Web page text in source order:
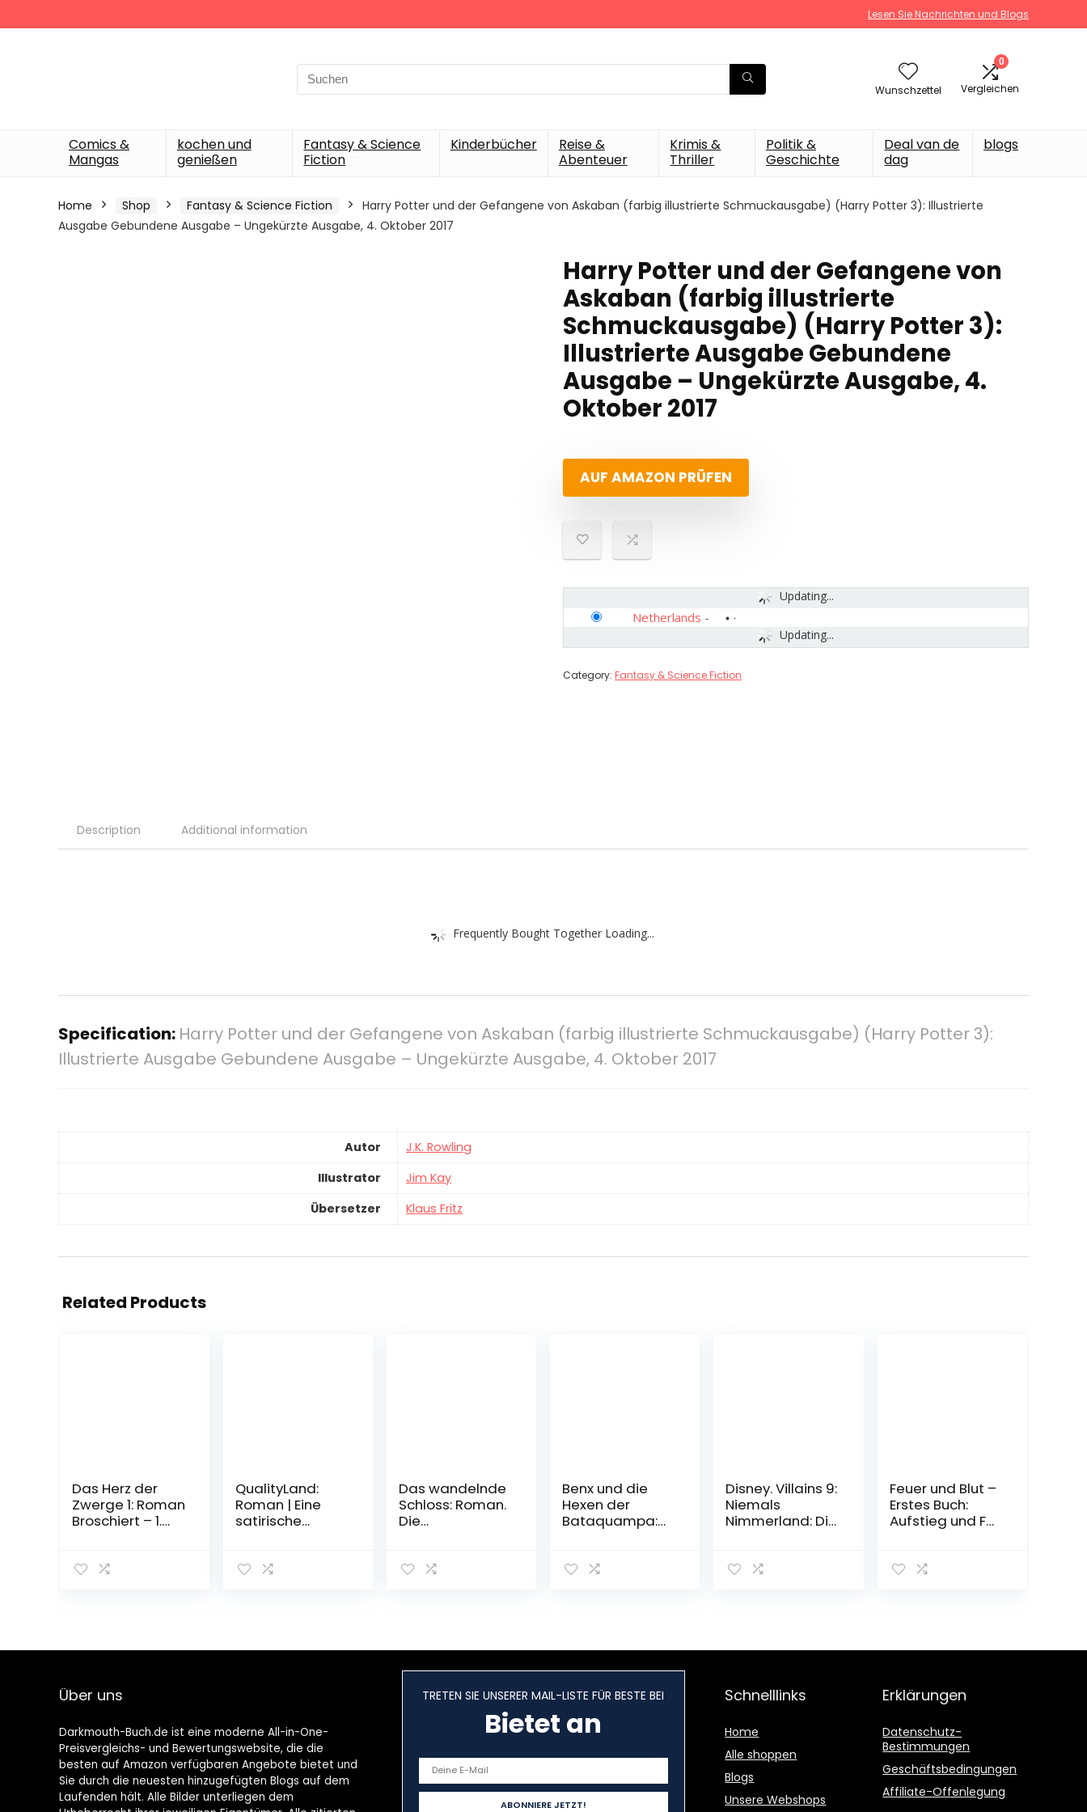
Lesen Sie Nachrichten und Blogs
Search
for:
Wunschzettel
0
Vergleichen
Comics &
Mangas
kochen und
genießen
Fantasy & Science
Fiction
Kinderbücher
Reise &
Abenteuer
Krimis &
Thriller
Politik &
Geschichte
Deal van de
dag
blogs
Home Shop Fantasy & Science Fiction
Harry Potter und der Gefangene von Askaban (farbig illustrierte Schmuckausgabe) (Harry Potter 3): Illustrierte
Ausgabe Gebundene Ausgabe – Ungekürzte Ausgabe, 4. Oktober 2017
Harry Potter und der Gefangene von
Askaban (farbig illustrierte
Schmuckausgabe) (Harry Potter 3):
Illustrierte Ausgabe Gebundene
Ausgabe – Ungekürzte Ausgabe, 4.
Oktober 2017
AUF AMAZON PRÜFEN
Updating...
Updating...
Netherlands -
Category: Fantasy & Science Fiction
Description Additional information
Frequently Bought Together Loading...
Specification: Harry Potter und der Gefangene von Askaban (farbig illustrierte Schmuckausgabe) (Harry Potter 3):
Illustrierte Ausgabe Gebundene Ausgabe – Ungekürzte Ausgabe, 4. Oktober 2017
Autor
J.K. Rowling
Illustrator
Jim Kay
Übersetzer
Klaus Fritz
Related Products
Das Herz der
Zwerge 1: Roman
Broschiert – 1.
QualityLand:
Roman | Eine
satirische
tik: Der Spiegel-
Taschenbuch –
Das wandelnde
Schloss: Roman.
Die
zauberhaften
Dezember 2019
Benx und die
Hexen der
Bataquampa:
Rabaukien, Band
Disney. Villains 9:
Niemals
Nimmerland: Die
»Peter Pan« (9)
Feuer und Blut –
Erstes Buch:
Aufstieg und Fall
Westeros
Über uns
Darkmouth-Buch.de ist eine moderne All-in-One-
Preisvergleichs- und Bewertungswebsite, die die
besten auf Amazon verfügbaren Angebote bietet und
Sie durch die neuesten hinzugefügten Blogs auf dem
Laufenden hält. Alle Bilder unterliegen dem
TRETEN SIE UNSERER MAIL-LISTE FÜR BESTE BEI
Bietet an
Schnelllinks
Home
Alle shoppen
Blogs
Unsere Webshops
Erklärungen
Datenschutz-
Bestimmungen
Geschäftsbedingungen
Affiliate-Offenlegung